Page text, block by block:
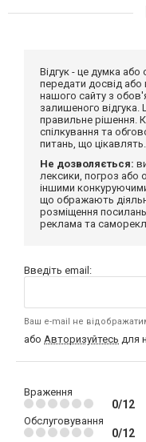
Відгук - це думка
передати досвід
нашого сайту з
залишеного
правильне рішення.
спілкування та
питань, що цікавлять.
Не дозволяється:
лексики, погроз або
іншими
що ображають
розміщення
реклама та
Введіть email:
Ваш e-mail не
або Авторизуйтесь для
Враження
0/12
Обслуговування
0/12